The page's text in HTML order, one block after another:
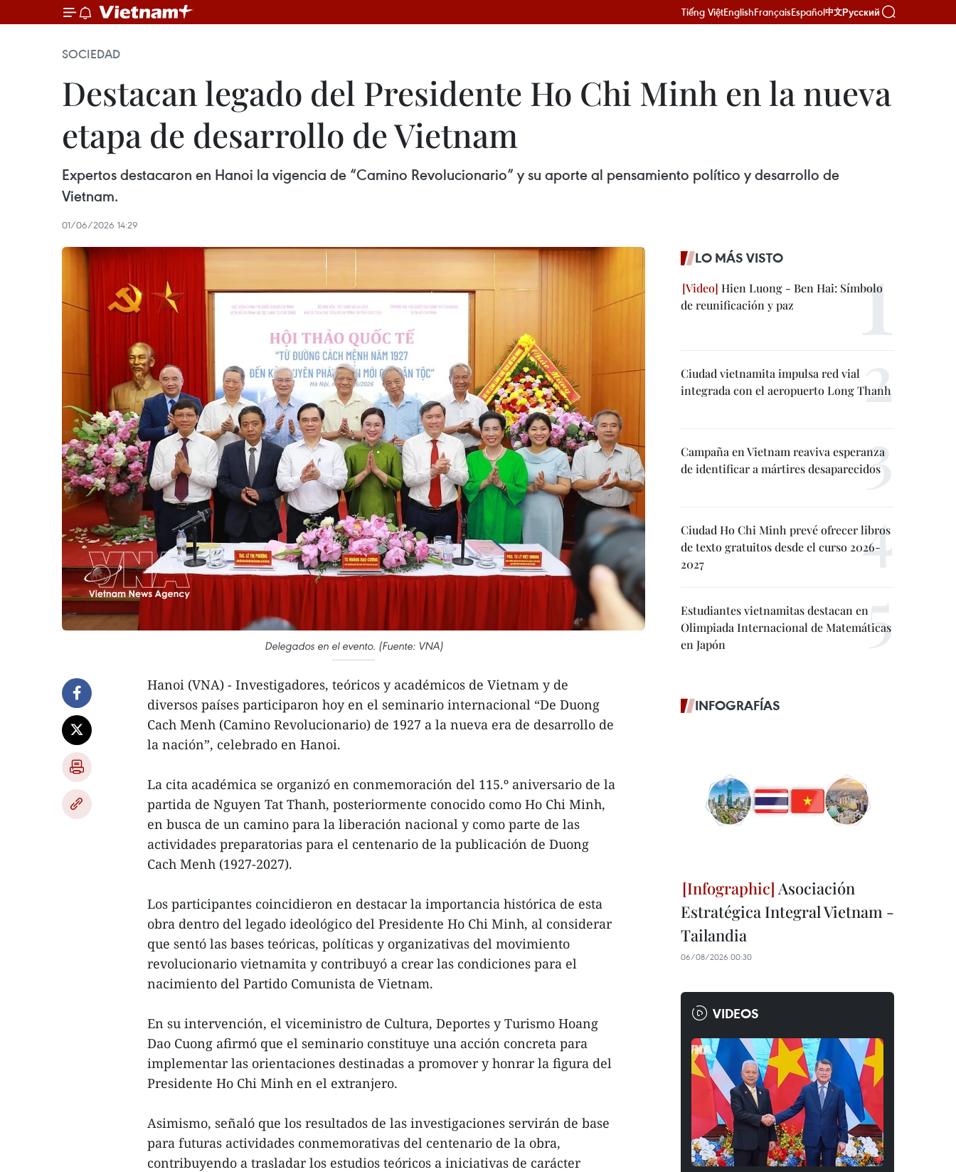
Tiếng ViệtEnglishFrançaisEspañol中文Русский
SOCIEDAD
Destacan legado del Presidente Ho Chi Minh en la nueva
etapa de desarrollo de Vietnam
Expertos destacaron en Hanoi la vigencia de “Camino Revolucionario” y su aporte al pensamiento político y desarrollo de
Vietnam.
01/06/2026 14:29
Delegados en el evento. (Fuente: VNA)
Hanoi (VNA) - Investigadores, teóricos y académicos de Vietnam y de
diversos países participaron hoy en el seminario internacional “De Duong
Cach Menh (Camino Revolucionario) de 1927 a la nueva era de desarrollo de
la nación”, celebrado en Hanoi.
La cita académica se organizó en conmemoración del 115.º aniversario de la
partida de Nguyen Tat Thanh, posteriormente conocido como Ho Chi Minh,
en busca de un camino para la liberación nacional y como parte de las
actividades preparatorias para el centenario de la publicación de Duong
Cach Menh (1927-2027).
Los participantes coincidieron en destacar la importancia histórica de esta
obra dentro del legado ideológico del Presidente Ho Chi Minh, al considerar
que sentó las bases teóricas, políticas y organizativas del movimiento
revolucionario vietnamita y contribuyó a crear las condiciones para el
nacimiento del Partido Comunista de Vietnam.
En su intervención, el viceministro de Cultura, Deportes y Turismo Hoang
Dao Cuong afirmó que el seminario constituye una acción concreta para
implementar las orientaciones destinadas a promover y honrar la figura del
Presidente Ho Chi Minh en el extranjero.
Asimismo, señaló que los resultados de las investigaciones servirán de base
para futuras actividades conmemorativas del centenario de la obra,
contribuyendo a trasladar los estudios teóricos a iniciativas de carácter
LO MÁS VISTO
Hien Luong - Ben Hai: Símbolo
de reunificación y paz
Ciudad vietnamita impulsa red vial
integrada con el aeropuerto Long Thanh
Campaña en Vietnam reaviva esperanza
de identificar a mártires desaparecidos
Ciudad Ho Chi Minh prevé ofrecer libros
de texto gratuitos desde el curso 2026-
2027
Estudiantes vietnamitas destacan en
Olimpiada Internacional de Matemáticas
en Japón
INFOGRAFÍAS
Asociación
Estratégica Integral Vietnam -
Tailandia
06/08/2026 00:30
VIDEOS